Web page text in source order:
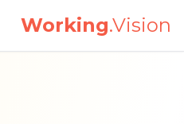
Working.Vision